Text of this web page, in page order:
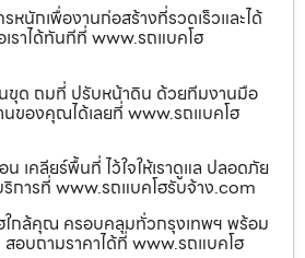
หนักเพื่องานก่อสร้างที่รวดเร็วและได้
ราได้ทันทีที่ www.รถแบคโฮ
ด ถมที่ ปรับหน้าดิน ด้วยทีมงานมือ
ของคุณได้เลยที่ www.รถแบคโฮ
เคลียร์พื้นที่ ไว้ใจให้เราดูแล ปลอดภัย
บริการที่ www.รถแบคโฮรับจ้าง.com
ใกล้คุณ ครอบคลุมทั่วกรุงเทพฯ พร้อม
อบถามราคาได้ที่ www.รถแบคโฮ